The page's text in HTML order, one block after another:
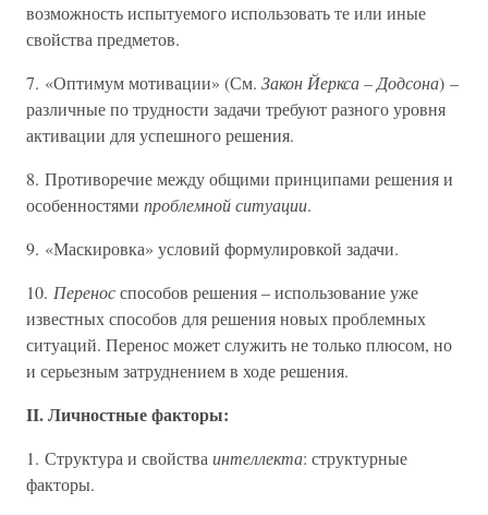
возможность испытуемого использовать те или иные
свойства предметов.
7. «Оптимум мотивации» (См. Закон Йеркса – Додсона) –
различные по трудности задачи требуют разного уровня
активации для успешного решения.
8. Противоречие между общими принципами решения и
особенностями проблемной ситуации.
9. «Маскировка» условий формулировкой задачи.
10. Переносспособов решения – использование уже
известных способов для решения новых проблемных
ситуаций. Перенос может служить не только плюсом, но
и серьезным затруднением в ходе решения.
II. Личностные факторы:
1. Структура и свойства интеллекта: структурные
факторы.